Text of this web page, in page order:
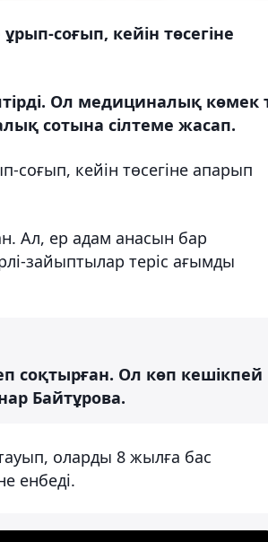
соғып, кейін төсегіне
Ол медициналық көмек
сотына сілтеме жасап.
соғып, кейін төсегіне апарып
Ал, ер адам анасын бар
зайыптылар теріс ағымды
соқтырған. Ол көп кешікпей
Байтұрова.
оларды 8 жылға бас
енбеді.